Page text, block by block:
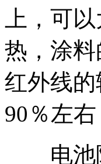
上，可
热，涂
红外线
90％左
电池隔